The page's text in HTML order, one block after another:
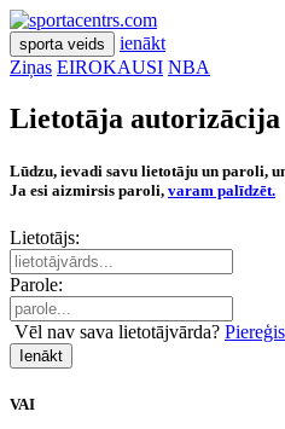
sporta veids
ienākt
Ziņas EIROKAUSI NBA
Lietotāja autorizācija
Lūdzu, ievadi savu lietotāju un paroli,
Ja esi aizmirsis paroli, varam palīdzēt.
Lietotājs:
Parole:
Vēl nav sava lietotājvārda?
Ienākt
VAI